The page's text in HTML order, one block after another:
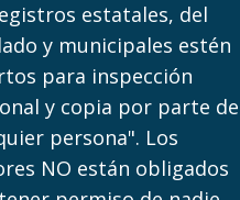
estatales, del
y municipales estén
para inspección
y copia por parte de
persona". Los
NO están obligados